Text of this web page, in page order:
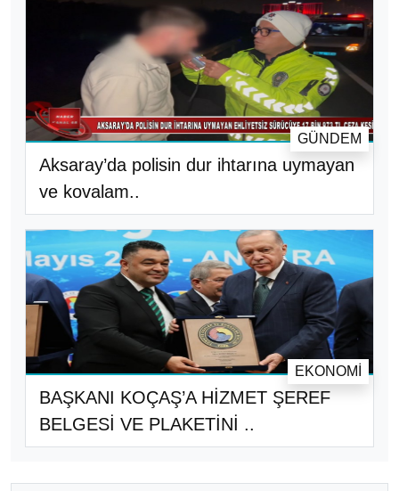
Aksaray’da polisin dur ihtarına uymayan
ve kovalam..
GÜNDEM
BAŞKANI KOÇAŞ’A HİZMET ŞEREF
BELGESİ VE PLAKETİNİ ..
EKONOMI